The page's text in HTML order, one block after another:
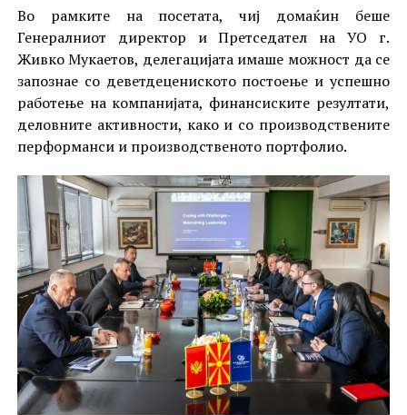
Во рамките на посетата, чиј домаќин беше
Генералниот директор и Претседател на УО г.
Живко Мукаетов, делегацијата имаше можност да се
запознае со деветдецениското постоење и успешно
работење на компанијата, финансиските резултати,
деловните активности, како и со производствените
перформанси и производственото портфолио.